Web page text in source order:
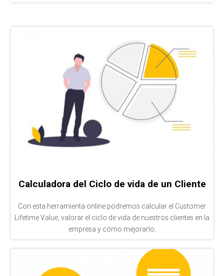
Calculadora del Ciclo de vida de un Cliente
Con esta herramienta online podremos calcular el Customer
Lifetime Value, valorar el ciclo de vida de nuestros clientes en la
empresa y cómo mejorarlo.